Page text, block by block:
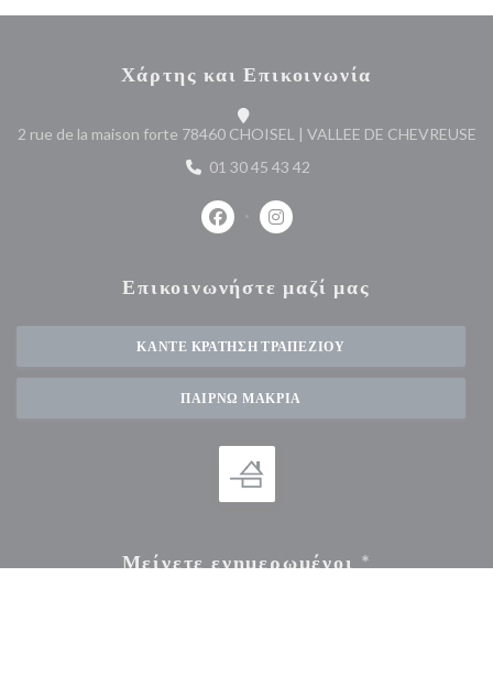
Χάρτης και Επικοινωνία
2 rue de la maison forte 78460 CHOISEL | VALLEE DE CHEVREUSE
01 30 45 43 42
Facebook ((ανοίγει σε νέο παράθυρο))
Instagram ((ανοίγει σε νέο
Επικοινωνήστε μαζί μας
ΚΆΝΤΕ ΚΡΆΤΗΣΗ ΤΡΑΠΕΖΙΟΎ
ΠΑΊΡΝΩ ΜΑΚΡΙΆ
Μείνετε ενημερωμένοι*